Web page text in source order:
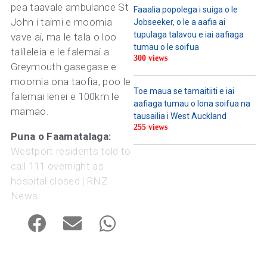
pea taavale ambulance St
John i taimi e moomia
vave ai, ma le tala o loo
talileleia e le falemai a
Greymouth gasegase e
moomia ona taofia, poo le
falemai lenei e 100km le
mamao.
Puna o Faamatalaga:
Westport residents told to
call 111 overnight as
hospital closed | RNZ
News
Faaalia popolega i suiga o le
Jobseeker, o le a aafia ai
tupulaga talavou e iai aafiaga
tumau o le soifua
300 views
Toe maua se tamaitiiti e iai
aafiaga tumau o lona soifua na
tausailia i West Auckland
255 views